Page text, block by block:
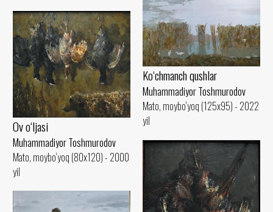
Ko‘chmanch qushlar
Muhammadiyor Toshmurodov
Mato, moybo‘yoq (125x95) - 2022
yil
Ov o‘ljasi
Muhammadiyor Toshmurodov
Mato, moybo‘yoq (80x120) - 2000
yil